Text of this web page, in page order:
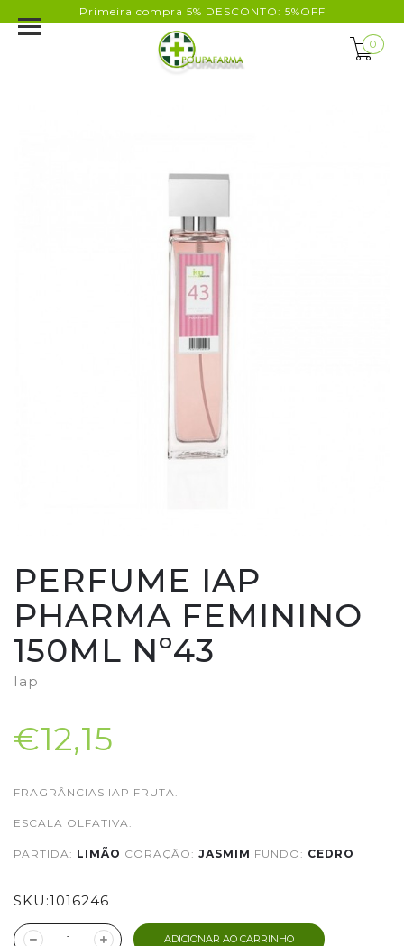
Primeira compra 5% DESCONTO: 5%OFF
0
PERFUME IAP
PHARMA FEMININO
150ML Nº43
Iap
€12,15
FRAGRÂNCIAS IAP FRUTA.
ESCALA OLFATIVA:
PARTIDA: LIMÃO CORAÇÃO: JASMIM FUNDO: CEDRO
SKU:1016246
ADICIONAR AO CARRINHO